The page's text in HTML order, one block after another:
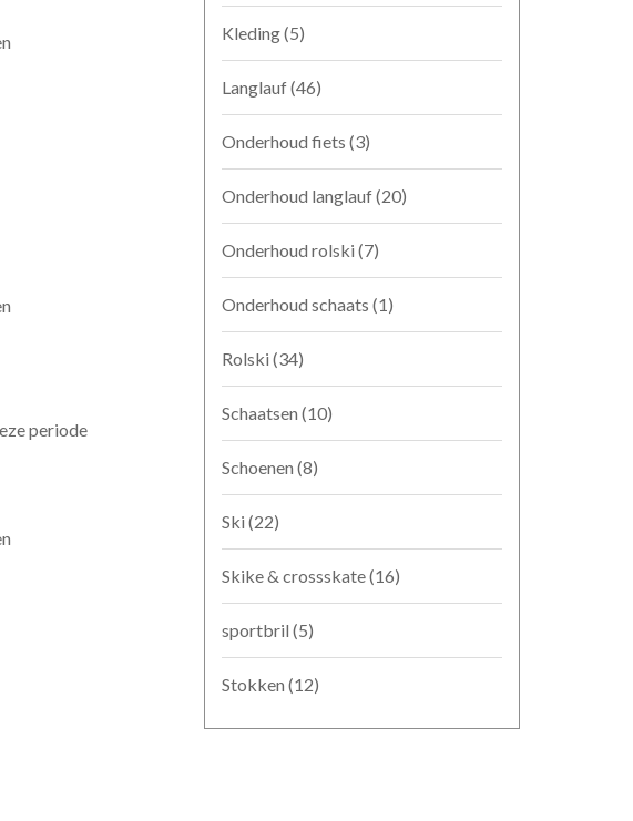
periode
Kleding(5)
Langlauf(46)
Onderhoud fiets (3)
Onderhoud langlauf(20)
Onderhoud rolski (7)
Onderhoud schaats (1)
Rolski (34)
Schaatsen (10)
Schoenen (8)
Ski (22)
Skike & crossskate(16)
sportbril (5)
Stokken (12)